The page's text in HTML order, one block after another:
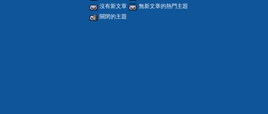
沒有新文章
無新文章的熱門主題
關閉的主題